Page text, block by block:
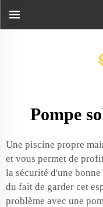
Pompe
Une piscine propre
et vous permet de
la sécurité d'une
du fait de garder cet
problème avec une